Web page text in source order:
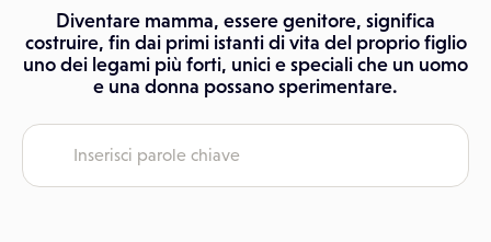
Diventare mamma, essere genitore, significa
costruire, fin dai primi istanti di vita del proprio figlio
uno dei legami più forti, unici e speciali che un uomo
e una donna possano sperimentare.